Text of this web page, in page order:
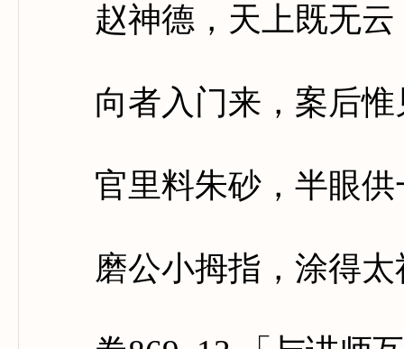
赵神德，天上既无云
向者入门来，案后惟
官里料朱砂，半眼
磨公小拇指，涂得太